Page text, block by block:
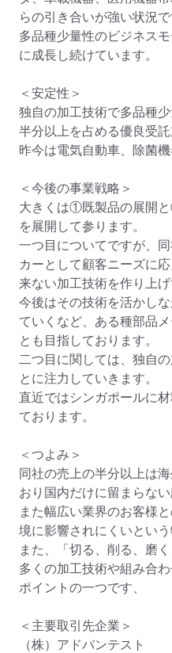
らの引き合いが強い状況で
多品種少量性のビジネス
に成長し続けています。
＜安定性＞
独自の加工技術で多品種
半分以上を占める優良受託
昨今は電気自動車、除菌
＜今後の事業戦略＞
大きくは①既製品の展開
を展開して参ります。
一つ目についてですが、
カーとして顧客ニーズに
来ない加工技術を作り上げ
今後はその技術を活かし
ていくなど、ある種部品
とも目指しております。
二つ目に関しては、独自
とに注力していきます。
直近ではシンガポールに
ております。
＜つよみ＞
同社の売上の半分以上は
おり国内だけに留まらない
また幅広い業界のお客様
境に影響されにくいという
また、「切る、削る、磨
多くの加工技術や組み合
ポイントの一つです、
＜主要取引先企業＞
（株）アドバンテスト